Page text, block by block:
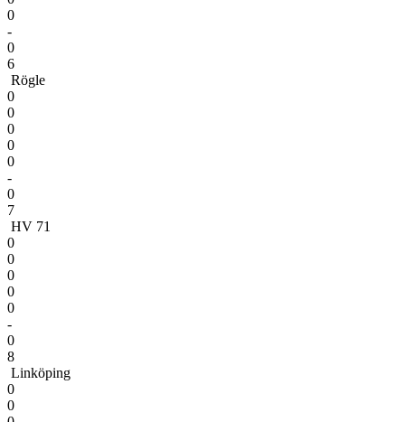
0
-
0
6
Rögle
0
0
0
0
0
-
0
7
HV 71
0
0
0
0
0
-
0
8
Linköping
0
0